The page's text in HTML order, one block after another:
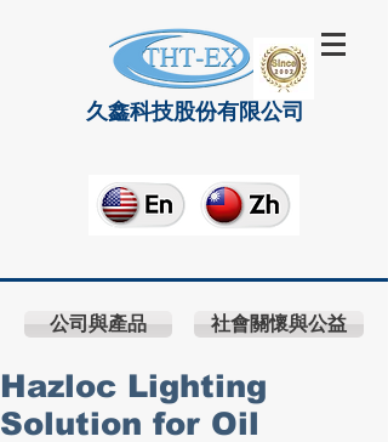
久鑫科技股份有限公司
公司與產品 社會關懷與公益
Hazloc Lighting
Solution for Oil